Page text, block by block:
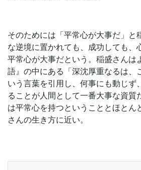
そのためには「平常心が大事だ」と
な逆境に置かれても、成功しても、
平常心が大事だという。稲盛さんは
語』の中にある「深沈厚重なるは、
いう言葉を引用し、何事にも動じず
ることが人間として一番大事な資質
は平常心を持つということとほとん
さんの生き方に近い。